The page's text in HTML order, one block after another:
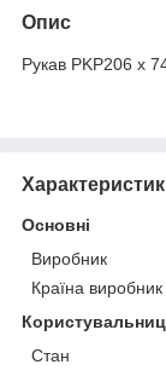
Опис
Рукав PKP206 x
Основні
Виробник
Країна виробник
Стан